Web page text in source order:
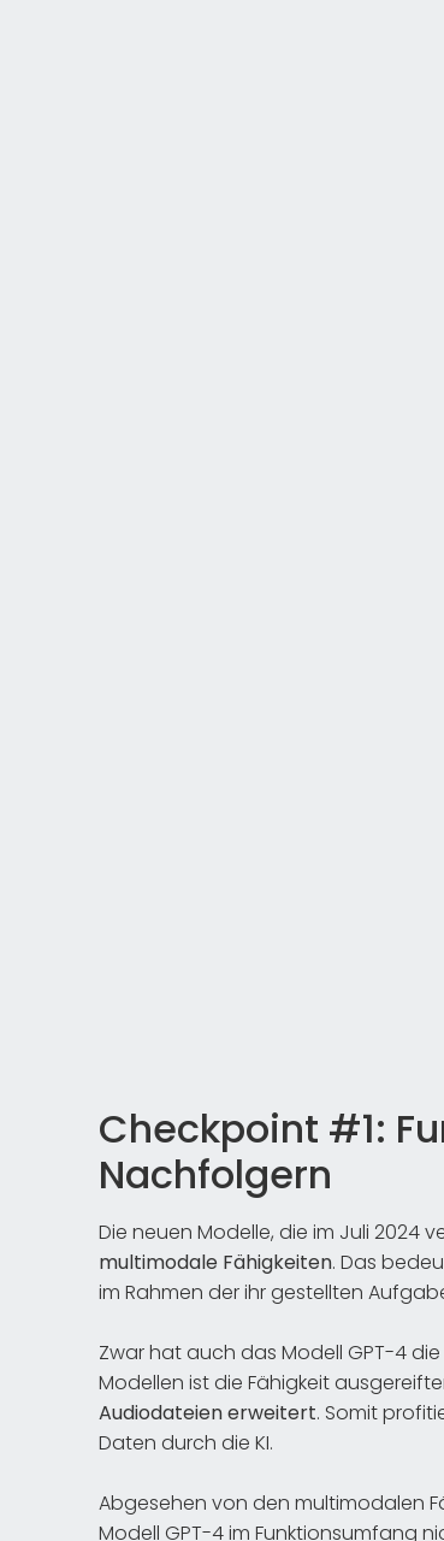
Checkpoint #1:
Nachfolgern
Die neuen Modelle, die im Juli 2024
multimodale Fähigkeiten. Das
im Rahmen der ihr gestellten
Zwar hat auch das Modell GPT-4
Modellen ist die Fähigkeit
Audiodateien erweitert. Somit
Daten durch die KI.
Abgesehen von den multimodalen
Modell GPT-4 im Funktionsumfang